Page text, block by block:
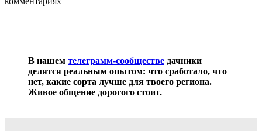
В нашем телеграмм-сообществе дачники
делятся реальным опытом: что сработало, что
нет, какие сорта лучше для твоего региона.
Живое общение дорогого стоит.